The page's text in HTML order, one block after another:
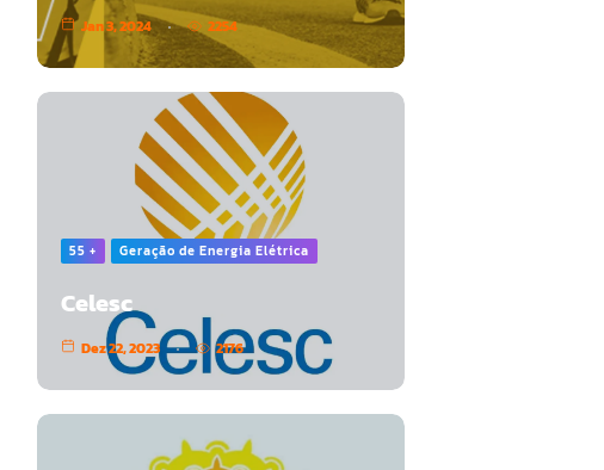
Jan 3, 2024 2254
55 + Geração de Energia Elétrica
Celesc
Dez 22, 2023 2176